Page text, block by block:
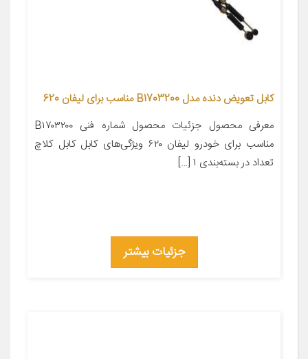
کابل تعویض دنده مدل B1703200 مناسب برای لیفان 620
معرفی محصول جزئیات محصول شماره فنی B۱۷۰۳۲۰۰
مناسب برای خودرو لیفان ۶۲۰ ویژگی‌های کابل کابل کلاچ
تعداد در بسته‌بندی ۱ […]
جزئیات بیشتر